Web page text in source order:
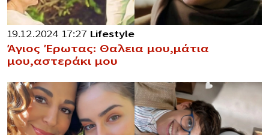
19.12.2024 17:27 Lifestyle
Άγιος Έρωτας: Θαλεια μου,μάτια
μου,αστεράκι μου